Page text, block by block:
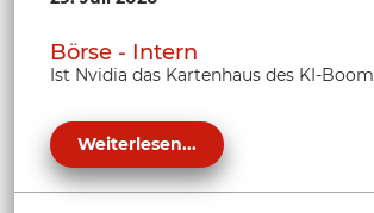
Börse - Intern
Ist Nvidia das Kartenhaus des KI-
Weiterlesen...